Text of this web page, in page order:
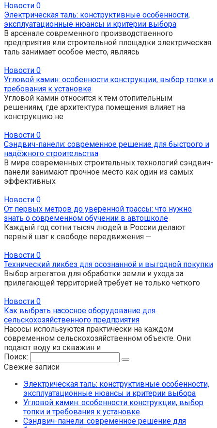
Новости 0
Электрическая таль: конструктивные особенности,
эксплуатационные нюансы и критерии выбора
В арсенале современного производственного
предприятия или строительной площадки электрическая
таль занимает особое место, являясь
Новости 0
Угловой камин: особенности конструкции, выбор топки и
требования к установке
Угловой камин относится к тем отопительным
решениям, где архитектура помещения влияет на
конструкцию не
Новости 0
Сэндвич-панели: современное решение для быстрого и
надёжного строительства
В мире современных строительных технологий сэндвич-
панели занимают прочное место как один из самых
эффективных
Новости 0
От первых метров до уверенной трассы: что нужно
знать о современном обучении в автошколе
Каждый год сотни тысяч людей в России делают
первый шаг к свободе передвижения —
Новости 0
Технический ликбез для осознанной и выгодной покупки
Выбор агрегатов для обработки земли и ухода за
прилегающей территорией требует не только четкого
Новости 0
Как выбрать насосное оборудование для
сельскохозяйственного предприятия
Насосы используются практически на каждом
современном сельскохозяйственном объекте. Они
подают воду из скважин и
Поиск:
Свежие записи
Электрическая таль: конструктивные особенности,
эксплуатационные нюансы и критерии выбора
Угловой камин: особенности конструкции, выбор
топки и требования к установке
Сэндвич-панели: современное решение для